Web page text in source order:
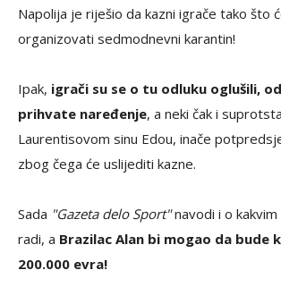
Napolija je riješio da kazni igrače tako što
organizovati sedmodnevni karantin!
Ipak, igrači su se o tu odluku oglušili,
prihvate naređenje, a neki čak i
Laurentisovom sinu Edou, inače
zbog čega će uslijediti kazne.
Sada "Gazeta delo Sport"navodi i o kakvim
radi, a Brazilac Alan bi mogao da bude
200.000 evra!